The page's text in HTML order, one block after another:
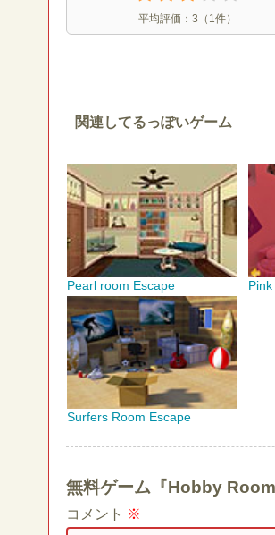
平均評価： 3 （ 1 件）
関連してるっぽいゲーム
Pearl room Escape
Surfers Room Escape
無料ゲーム『Hobby
コメント ※